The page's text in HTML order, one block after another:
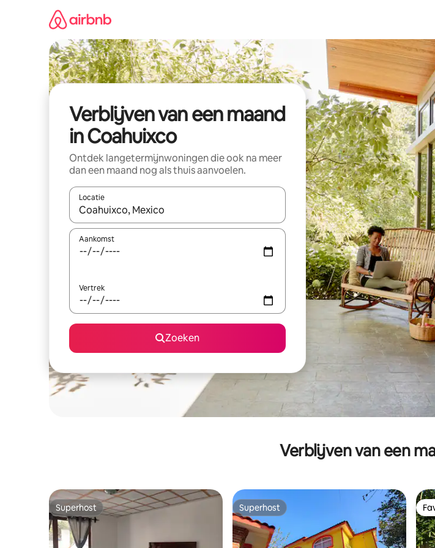
Verblijven van een maand
in Coahuixco
Ontdek langetermijnwoningen die ook na meer
dan een maand nog als thuis aanvoelen.
Locatie
Wanneer er suggesties beschikbaar zijn, maak je een keuze met je de pijltjestoetsen
Aankomst
Vertrek
Zoeken
Verblijven van een
Superhost
Superhost Superhost
Superhost